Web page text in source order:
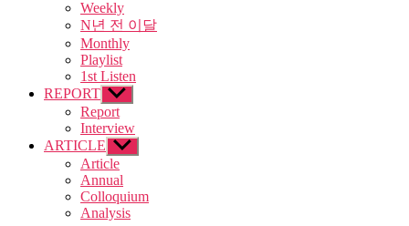
Weekly
N년 전 이달
Monthly
Playlist
1st Listen
REPORT Show
sub
menu
Report
Interview
ARTICLE Show
sub
menu
Article
Annual
Colloquium
Analysis